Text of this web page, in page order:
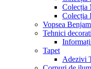
Colecția
Colecția
Vopsea
Tehnici
Tapet
Adezivi